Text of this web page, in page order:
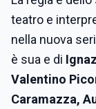
teatro e
nella nuova
è sua e di
Valentino
Caramazza,